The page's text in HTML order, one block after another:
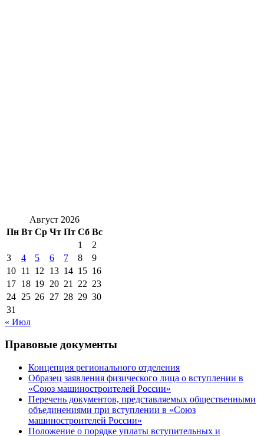
Август 2026
Пн Вт Ср Чт Пт Сб Вс
1
2
3
4 5 6 7 8
9
10 11 12 13 14 15 16
17 18 19 20 21 22 23
24 25 26 27 28 29 30
31
« Июл
Правовые документы
Концепция регионального отделения
Образец заявления физического лица о вступлении в
«Союз машиностроителей России»
Перечень документов, представляемых общественными
объединениями при вступлении в «Союз
машиностроителей России»
Положение о порядке уплаты вступительных и